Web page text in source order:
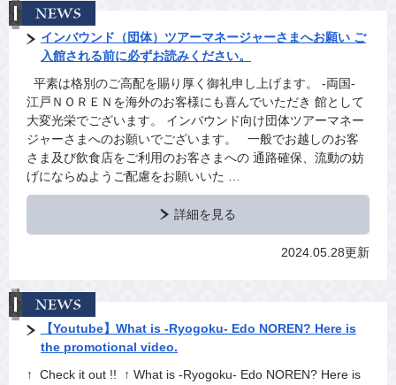
インバウンド（団体）ツアーマネージャーさまへお願い ご
入館される前に必ずお読みください。
平素は格別のご高配を賜り厚く御礼申し上げます。 ‐両国‐
江戸ＮＯＲＥＮを海外のお客様にも喜んでいただき 館として
大変光栄でございます。 インバウンド向け団体ツアーマネー
ジャーさまへのお願いでございます。 一般でお越しのお客
さま及び飲食店をご利用のお客さまへの 通路確保、流動の妨
げにならぬようご配慮をお願いいた …
詳細を見る
2024.05.28更新
【Youtube】What is -Ryogoku- Edo NOREN? Here is
the promotional video.
↑ Check it out !! ↑ What is -Ryogoku- Edo NOREN? Here is